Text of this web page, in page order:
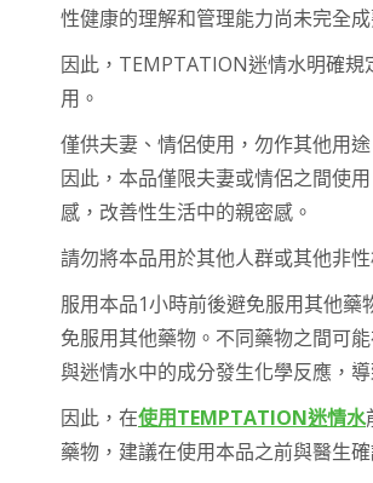
性健康的理解和管理能力尚未完全
因此，TEMPTATION迷情水明確
用。
僅供夫妻、情侶使用，勿作其他用
因此，本品僅限夫妻或情侶之間使
感，改善性生活中的親密感。
請勿將本品用於其他人群或其他非
服用本品1小時前後避免服用其他藥
免服用其他藥物。不同藥物之間可
與迷情水中的成分發生化學反應，
因此，在使用TEMPTATION迷情水
藥物，建議在使用本品之前與醫生